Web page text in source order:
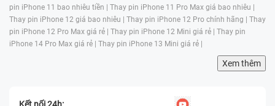
pin iPhone 11 bao nhiêu tiền | Thay pin iPhone 11 Pro Max giá bao nhiêu |
Thay pin iPhone 12 giá bao nhiêu | Thay pin iPhone 12 Pro chính hãng | Thay
pin iPhone 12 Pro Max giá rẻ | Thay pin iPhone 12 Mini giá rẻ | Thay pin
iPhone 14 Pro Max giá rẻ | Thay pin iPhone 13 Mini giá rẻ |
Xem thêm